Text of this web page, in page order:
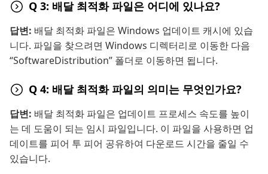
Q 3: 배달 최적화 파일은 어디에 있나요?
답변: 배달 최적화 파일은 Windows 업데이트 캐시에 있습
니다. 파일을 찾으려면 Windows 디렉터리로 이동한 다음
“SoftwareDistribution” 폴더로 이동하면 됩니다.
Q 4: 배달 최적화 파일의 의미는 무엇인가요?
답변: 배달 최적화 파일은 업데이트 프로세스 속도를 높이
는 데 도움이 되는 임시 파일입니다. 이 파일을 사용하면 업
데이트를 피어 투 피어 공유하여 다운로드 시간을 줄일 수
있습니다.